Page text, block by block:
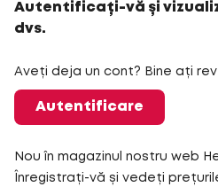
Autentificați-vă și
dvs.
Aveți deja un cont? Bine ați
Autentificare
Nou în magazinul nostru web
Înregistrați-vă și vedeți